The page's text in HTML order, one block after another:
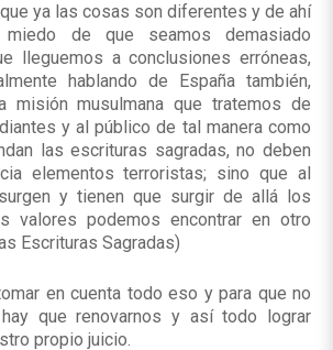
ya las cosas son diferentes y de ahí
de que seamos demasiado
lleguemos a conclusiones erróneas,
hablando de España también,
misión musulmana que tratemos de
y al público de tal manera como
las escrituras sagradas, no deben
elementos terroristas; sino que al
y tienen que surgir de allá los
valores podemos encontrar en otro
Escrituras Sagradas)
en cuenta todo eso y para que no
que renovarnos y así todo lograr
propio juicio.